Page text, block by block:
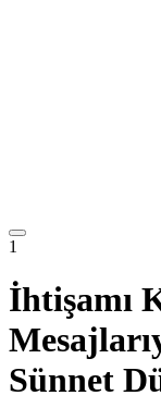
1
İhtişamı
Sünnet